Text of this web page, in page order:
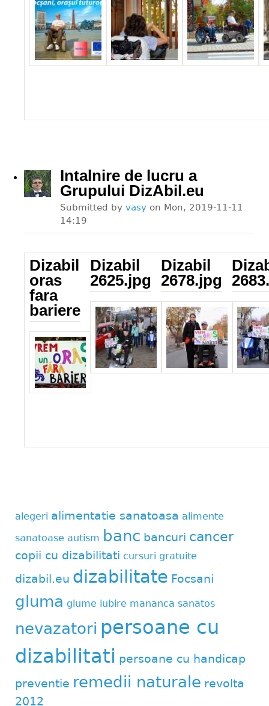
Intalnire de lucru a
Grupului DizAbil.eu
Submitted by vasy on Mon, 2019-11-11
14:19
Dizabil
oras
fara
bariere
Dizabil_sl.jpg
Dizabil
2625.jpg
Dizabil_2625.jpg
Dizabil
2678.jpg
Dizabil_2678.jpg
alegeri alimentatie sanatoasa alimente
sanatoase autism banc bancuri cancer
copii cu dizabilitati cursuri gratuite
dizabil.eu dizabilitate Focsani
gluma glume iubire mananca sanatos
nevazatori persoane cu
dizabilitati persoane cu handicap
preventie remedii naturale revolta
2012